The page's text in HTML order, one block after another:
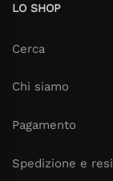
LO SHOP
Cerca
Chi siamo
Pagamento
Spedizione e resi